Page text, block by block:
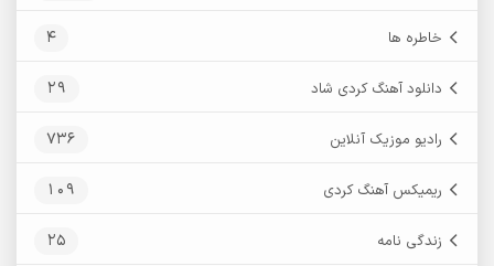
خاطره ها 4
دانلود آهنگ کردی شاد 29
رادیو موزیک آنلاین 736
ریمیکس آهنگ کردی 109
زندگی نامه 25